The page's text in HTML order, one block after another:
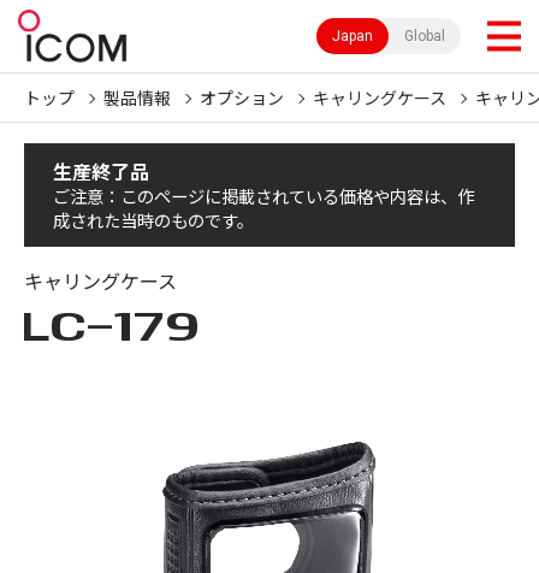
Japan Global
トップ 製品情報 オプション キャリングケース キャリ
生産終了品
ご注意：このページに掲載されている価格や内容は、作
成された当時のものです。
キャリングケース
LC-179